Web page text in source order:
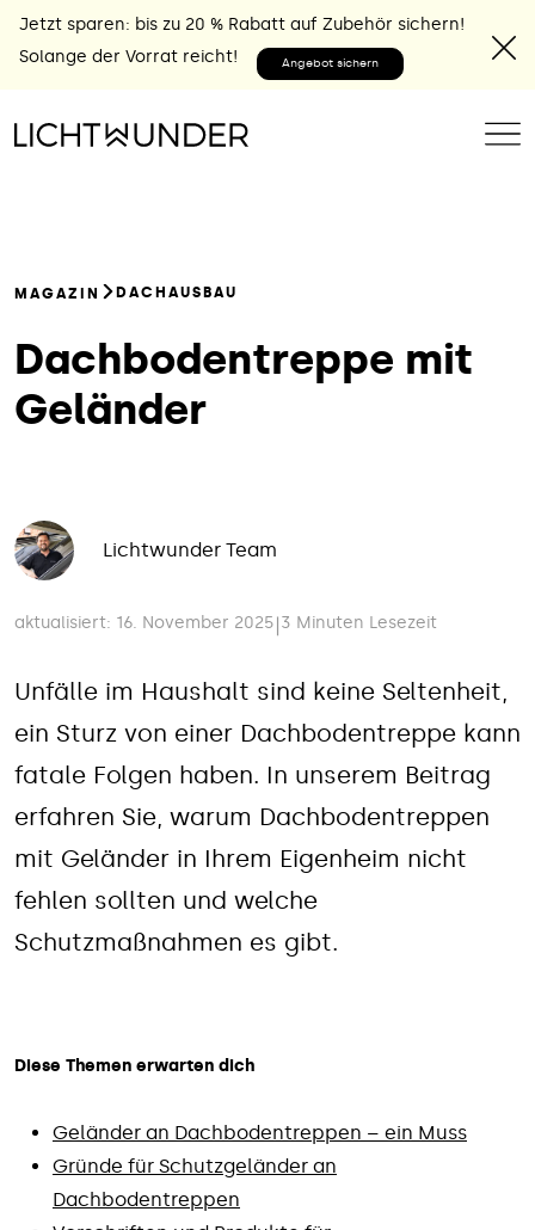
Jetzt sparen: bis zu 20 % Rabatt auf Zubehör sichern!
Solange der Vorrat reicht!
Angebot sichern
MAGAZIN DACHAUSBAU
Dachbodentreppe mit
Geländer
Lichtwunder Team
aktualisiert: 16. November 2025|3 Minuten Lesezeit
Unfälle im Haushalt sind keine Seltenheit,
ein Sturz von einer Dachbodentreppe kann
fatale Folgen haben. In unserem Beitrag
erfahren Sie, warum Dachbodentreppen
mit Geländer in Ihrem Eigenheim nicht
fehlen sollten und welche
Schutzmaßnahmen es gibt.
Diese Themen erwarten dich
Geländer an Dachbodentreppen – ein Muss
Gründe für Schutzgeländer an
Dachbodentreppen